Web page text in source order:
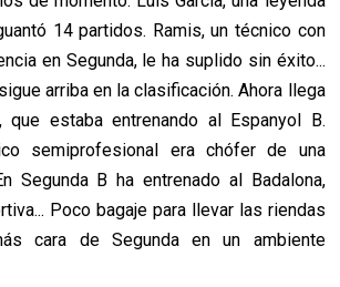
14 partidos. Ramis, un técnico con
en Segunda, le ha suplido sin éxito...
arriba en la clasificación. Ahora llega
que estaba entrenando al Espanyol B.
semiprofesional era chófer de una
Segunda B ha entrenado al Badalona,
Poco bagaje para llevar las riendas
cara de Segunda en un ambiente